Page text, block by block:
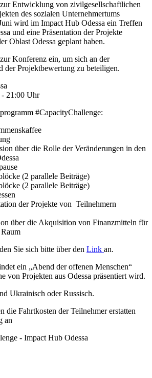
Entwicklung von zivilgesellschaftlichen
des sozialen Unternehmertums
wird im Impact Hub Odessa ein Treffen
und eine Präsentation der Projekte
Oblast Odessa geplant haben.
Konferenz ein, um sich an der
der Projektbewertung zu beteiligen.
- 21:00 Uhr
#CapacityChallenge:
über die Rolle der Veränderungen in den
(2 parallele Beiträge)
(2 parallele Beiträge)
der Projekte von Teilnehmern
über die Akquisition von Finanzmitteln für
Sie sich bitte über den Link an.
ein „Abend der offenen Menschen“
von Projekten aus Odessa präsentiert wird.
Ukrainisch oder Russisch.
die Fahrtkosten der Teilnehmer erstatten
an
- Impact Hub Odessa